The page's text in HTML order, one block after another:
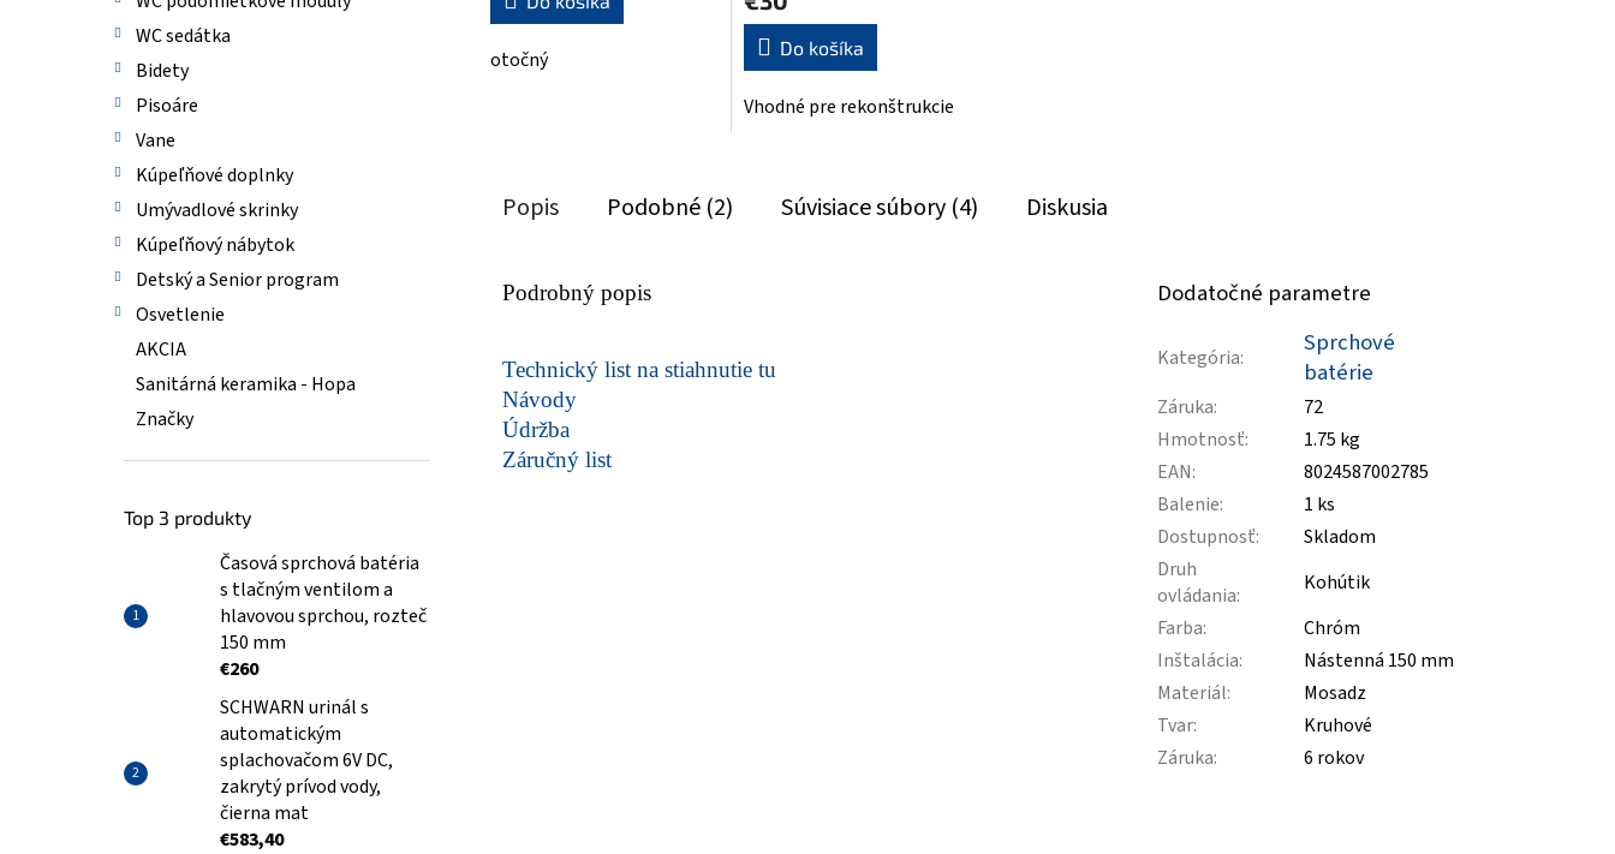
WC sedátka
Bidety
Pisoáre
Vane
Kúpeľňové doplnky
Umývadlové skrinky
Kúpeľňový nábytok
Detský a Senior program
Osvetlenie
AKCIA
Sanitárná keramika - Hopa
Značky
Top 3 produkty
Časová sprchová batéria
s tlačným ventilom a
hlavovou sprchou, rozteč
150 mm
€260
SCHWARN urinál s
automatickým
splachovačom 6V DC,
zakrytý prívod vody,
čierna mat
€583,40
otočný Do košíka
Vhodné pre rekonštrukcie
Popis Podobné (2) Súvisiace súbory (4) Diskusia
Podrobný popis
Technický list na stiahnutie tu
Návody
Údržba
Záručný list
Dodatočné parametre
Kategória:
Sprchové
batérie
Záruka:
72
Hmotnosť:
1.75 kg
EAN:
8024587002785
Balenie:
1 ks
Dostupnosť:
Skladom
Druh
ovládania:
Kohútik
Farba:
Chróm
Inštalácia:
Nástenná 150 mm
Materiál:
Mosadz
Tvar:
Kruhové
Záruka: 6 rokov